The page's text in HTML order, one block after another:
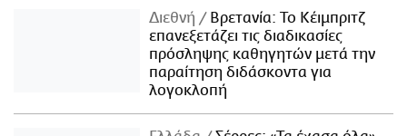
Διεθνή
Βρετανία: Το Κέιμπριτζ
επανεξετάζει τις διαδικασίες
πρόσληψης καθηγητών μετά την
παραίτηση διδάσκοντα για
λογοκλοπή